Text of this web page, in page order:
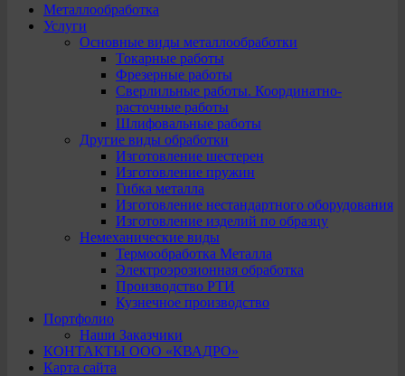
Металлообработка
Услуги
Основные виды металлообработки
Токарные работы
Фрезерные работы
Сверлильные работы. Координатно-
расточные работы
Шлифовальные работы
Другие виды обработки
Изготовление шестерен
Изготовление пружин
Гибка металла
Изготовление нестандартного оборудования
Изготовление изделий по образцу
Немеханические виды
Термообработка Металла
Электроэрозионная обработка
Производство РТИ
Кузнечное производство
Портфолио
Наши Заказчики
КОНТАКТЫ ООО «КВАДРО»
Карта сайта